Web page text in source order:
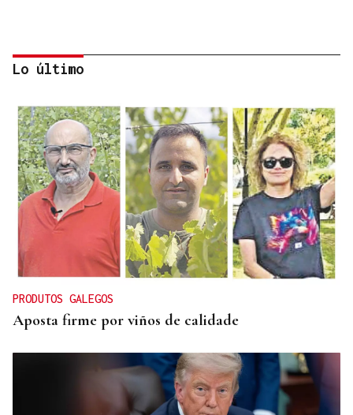
SIEMENS GAMESA
El Ibex 35 abre la sesión con un alza del 0,4% y
acaricia los históricos 20.100 puntos
Lo último
PRODUTOS GALEGOS
Aposta firme por viños de calidade